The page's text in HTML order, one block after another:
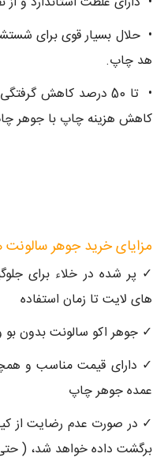
• حلال بسیار قوی برای
هد چاپ.
• تا 50 درصد کاهش
کاهش هزینه چاپ با جوهر
مزایای خرید جوهر سالونت
✓ پر شده در خلاء برای
های لایت تا زمان استفاده
✓ جوهر اکو سالونت بدون بو
✓ دارای قیمت مناسب و
عمده جوهر چاپ
✓ در صورت عدم رضایت از
برگشت داده خواهد شد، (